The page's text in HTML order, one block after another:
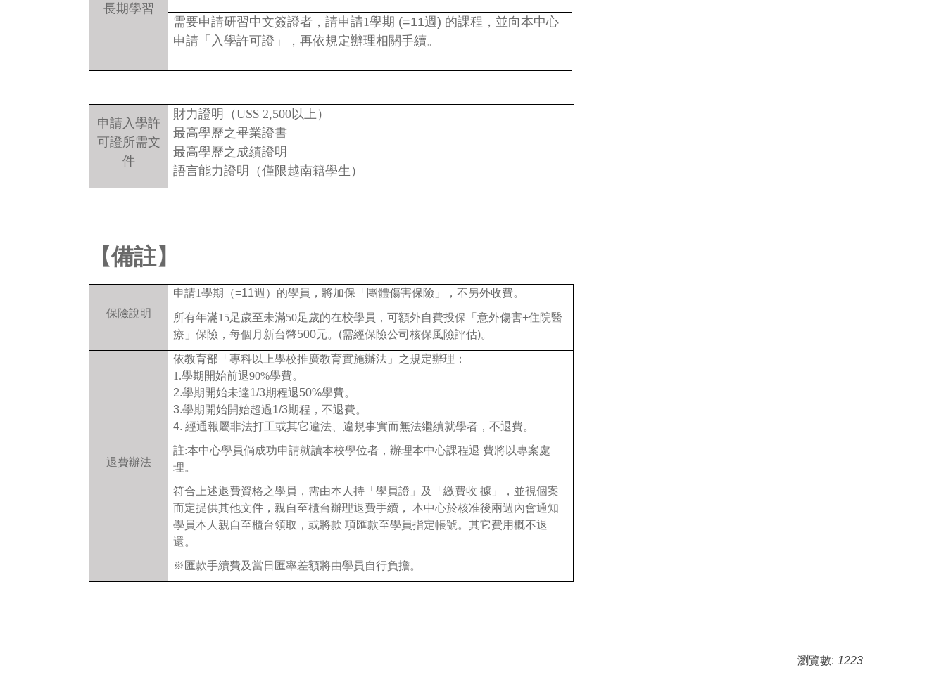
長期學習
需要申請研習中文簽證者，請申請1學期 (=11週) 的課程，並向本中心
申請「入學許可證」，再依規定辦理相關手續。
申請入學許
可證所需文
件
財力證明（US$ 2,500以上）
最高學歷之畢業證書
最高學歷之成績證明
語言能力證明（僅限越南籍學生）
【備註】
保險說明
申請1學期（=11週）的學員，將加保「團體傷害保險」，不另外收費。
所有年滿15足歲至未滿50足歲的在校學員，可額外自費投保「意外傷害+住院醫
療」保險，每個月新台幣500元。(需經保險公司核保風險評估)。
退費辦法
依教育部「專科以上學校推廣教育實施辦法」之規定辦理：
1.學期開始前退90%學費。
2.學期開始未達1/3期程退50%學費。
3.學期開始開始超過1/3期程，不退費。
4. 經通報屬非法打工或其它違法、違規事實而無法繼續就學者，不退費。
註:本中心學員倘成功申請就讀本校學位者，辦理本中心課程退 費將以專案處
理。
符合上述退費資格之學員，需由本人持「學員證」及「繳費收 據」，並視個案
而定提供其他文件，親自至櫃台辦理退費手續， 本中心於核准後兩週內會通知
學員本人親自至櫃台領取，或將款 項匯款至學員指定帳號。其它費用概不退
還。
※匯款手續費及當日匯率差額將由學員自行負擔。
瀏覽數: 1223